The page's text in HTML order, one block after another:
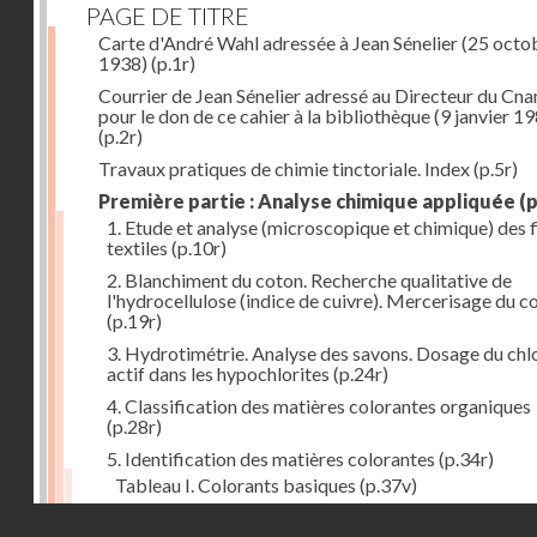
PAGE DE TITRE
Carte d'André Wahl adressée à Jean Sénelier (25
1938) (p.1r)
Courrier de Jean Sénelier adressé au Directeur du
pour le don de ce cahier à la bibliothèque (9 janvier
(p.2r)
Travaux pratiques de chimie tinctoriale. Index(p.5r)
Première partie : Analyse chimique appliquée
1. Etude et analyse (microscopique et chimique) des
textiles (p.10r)
2. Blanchiment du coton. Recherche qualitative de
l'hydrocellulose (indice de cuivre). Mercerisage du
(p.19r)
3. Hydrotimétrie. Analyse des savons. Dosage du
actif dans les hypochlorites (p.24r)
4. Classification des matières colorantes organiques
(p.28r)
5. Identification des matières colorantes (p.34r)
Tableau I. Colorants basiques (p.37v)